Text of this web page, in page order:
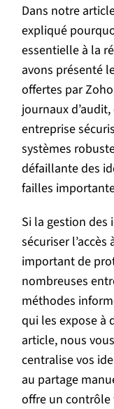
Dans notre
expliqué
essentielle à la
avons présenté
offertes par
journaux
entreprise
systèmes
défaillante des
failles
Si la gestion
sécuriser
important de
nombreuses
méthodes
qui les expose à
article, nous
centralise vos
au partage
offre un